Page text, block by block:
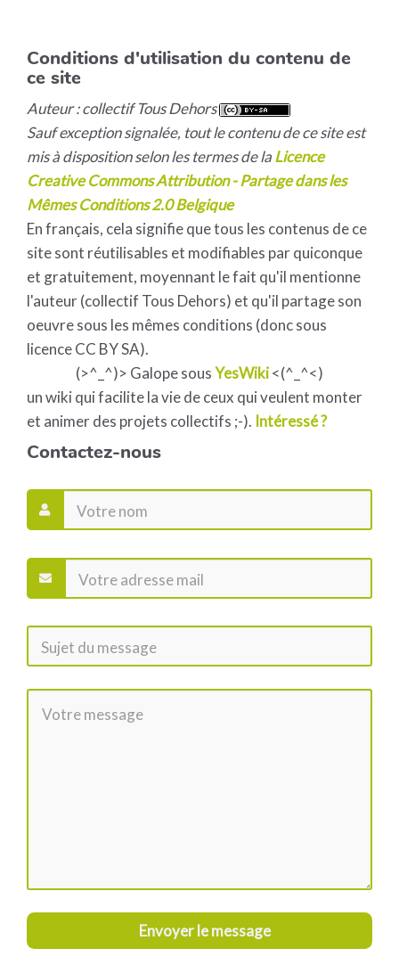
Conditions d'utilisation du contenu de
ce site
Auteur : collectif Tous Dehors
Sauf exception signalée, tout le contenu de ce site est
mis à disposition selon les termes de laLicence
Creative Commons Attribution - Partage dans les
Mêmes Conditions 2.0 Belgique
En français, cela signifie que tous les contenus de ce
site sont réutilisables et modifiables par quiconque
et gratuitement, moyennant le fait qu'il mentionne
l'auteur (collectif Tous Dehors) et qu'il partage son
oeuvre sous les mêmes conditions (donc sous
licence CC BY SA).
(>^_^)> Galope sousYesWiki<(^_^<)
un wiki qui facilite la vie de ceux qui veulent monter
et animer des projets collectifs ;-). Intéressé ?
Contactez-nous
Envoyer le message